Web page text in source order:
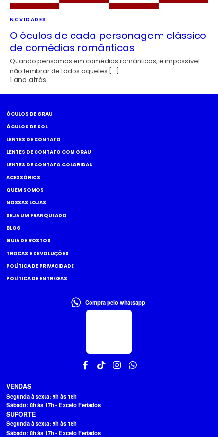
NOVIDADES
O óculos de cada personagem clássico
de comédias românticas
Quando pensamos em comédias românticas, é impossível
não lembrar de todos aqueles […]
1 ano atrás
ÓCULOS DE GRAU
ÓCULOS DE SOL
LENTES DE CONTATO
LENTES DE CONTATO COM GRAU
LENTES DE CONTATO COLORIDAS
ACESSÓRIOS
QUEM SOMOS
NOSSAS LOJAS
SEJA UM FRANQUEADO
BLOG
GUIA DE ROSTOS
TROCAS E DEVOLUÇÕES
POLÍTICA DE PRIVACIDADE
POLÍTICA DE ENTREGAS
Compra pelo whatsapp
VENDAS
Segunda à sexta: 9h às 18h
Sábado: 8h às 17h - Exceto Feriados
SUPORTE
Segunda à sexta: 9h às 18h
Sábado: 8h às 17h - Exceto Feriados